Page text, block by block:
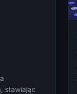
stawiając